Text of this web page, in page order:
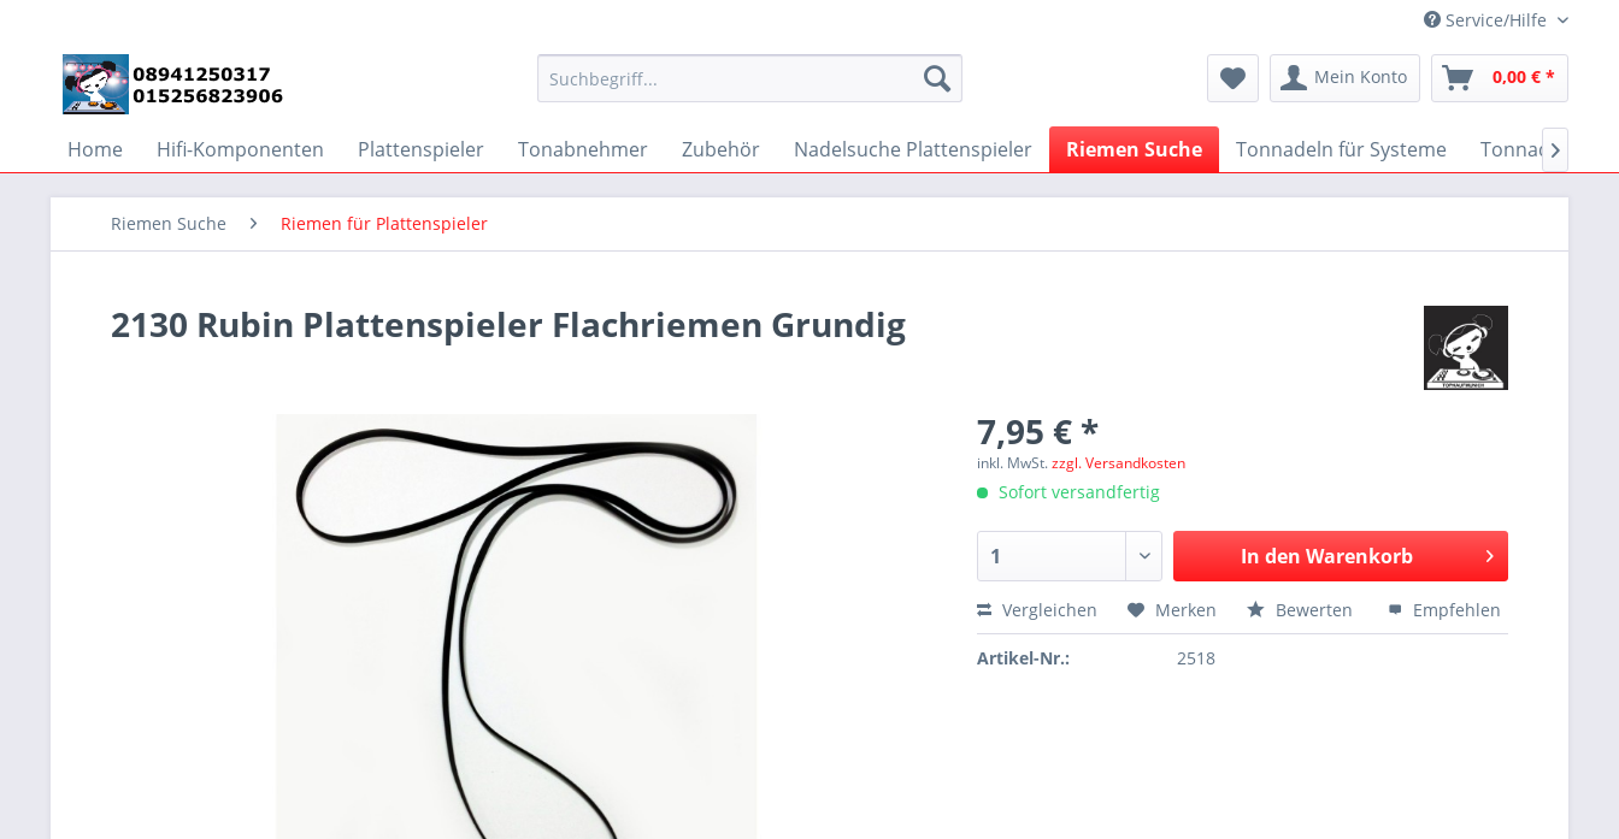
Service/Hilfe
Mein Konto 0,00 € *
Home Hifi-Komponenten Plattenspieler Tonabnehmer Zubehör Nadelsuche Plattenspieler Riemen Suche Tonnadeln für Systeme Tonnadeln

Riemen Suche Riemen für Plattenspieler
2130 Rubin Plattenspieler Flachriemen Grundig
7,95 € *
inkl. MwSt.zzgl. Versandkosten
Sofort versandfertig
In den Warenkorb
Vergleichen Merken Bewerten Empfehlen
Artikel-Nr.: 2518